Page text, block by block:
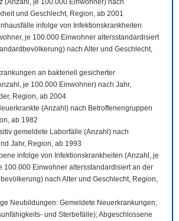
(Anzahl, je 100.000 Einwohner) nach
und Geschlecht, Region, ab 2001
infolge von Infektionskrankheiten
je 100.000 Einwohner altersstandardisiert
nach Alter und Geschlecht,
an bakteriell gesicherter
je 100.000 Einwohner) nach Jahr,
Region, ab 2004
(Anzahl) nach Betroffenengruppen
ab 1982
gemeldete Laborfälle (Anzahl) nach
Jahr, Region, ab 1993
infolge von Infektionskrankheiten (Anzahl, je
100.000 Einwohner altersstandardisiert an der
nach Alter und Geschlecht, Region,
Neubildungen: Gemeldete Neuerkrankungen;
und Sterbefälle); Abgeschlossene